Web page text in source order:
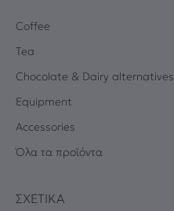
Coffee
Tea
Chocolate & Dairy alternatives
Equipment
Accessories
Όλα τα προϊόντα
ΣΧΕΤΙΚΆ